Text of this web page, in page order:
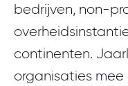
bedrijven, non-
continenten.
organisaties